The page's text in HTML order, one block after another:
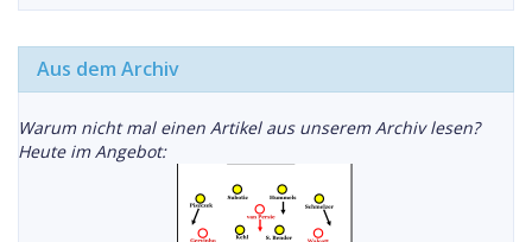
Aus dem Archiv
Warum nicht mal einen Artikel aus unserem Archiv lesen?
Heute im Angebot: